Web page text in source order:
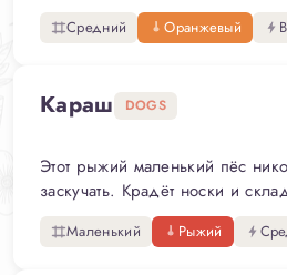
Средний Оранжевый
Караш DOGS
Этот рыжий маленький пёс
заскучать. Крадёт носки и
Маленький Рыжий